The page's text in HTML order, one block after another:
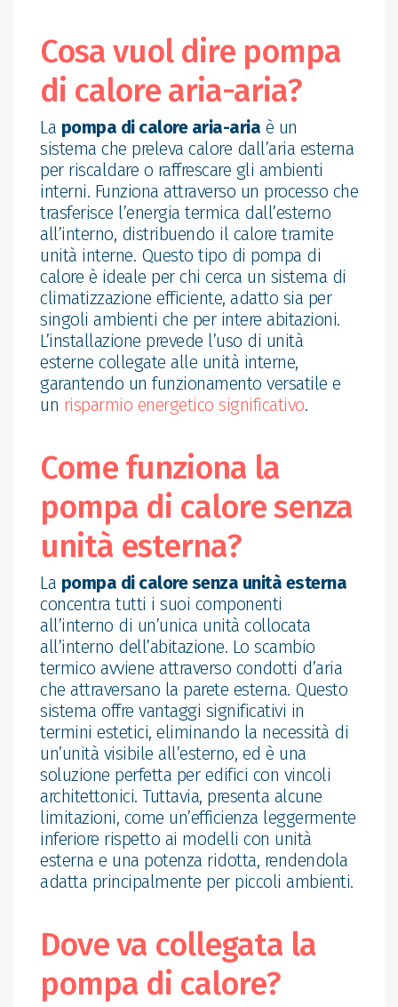
Cosa vuol dire pompa
di calore aria-aria?
La pompa di calore aria-aria è un
sistema che preleva calore dall’aria esterna
per riscaldare o raffrescare gli ambienti
interni. Funziona attraverso un processo che
trasferisce l’energia termica dall’esterno
all’interno, distribuendo il calore tramite
unità interne. Questo tipo di pompa di
calore è ideale per chi cerca un sistema di
climatizzazione efficiente, adatto sia per
singoli ambienti che per intere abitazioni.
L’installazione prevede l’uso di unità
esterne collegate alle unità interne,
garantendo un funzionamento versatile e
un risparmio energetico significativo.
Come funziona la
pompa di calore senza
unità esterna?
La pompa di calore senza unità esterna
concentra tutti i suoi componenti
all’interno di un’unica unità collocata
all’interno dell’abitazione. Lo scambio
termico avviene attraverso condotti d’aria
che attraversano la parete esterna. Questo
sistema offre vantaggi significativi in
termini estetici, eliminando la necessità di
un’unità visibile all’esterno, ed è una
soluzione perfetta per edifici con vincoli
architettonici. Tuttavia, presenta alcune
limitazioni, come un’efficienza leggermente
inferiore rispetto ai modelli con unità
esterna e una potenza ridotta, rendendola
adatta principalmente per piccoli ambienti.
Dove va collegata la
pompa di calore?